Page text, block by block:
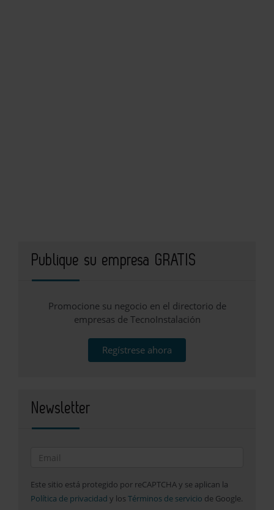
Publique su empresa GRATIS
Promocione su negocio en el directorio de
empresas de TecnoInstalación
Regístrese ahora
Newsletter
Este sitio está protegido por reCAPTCHA y se aplican la
Política de privacidad y los Términos de servicio de Google.